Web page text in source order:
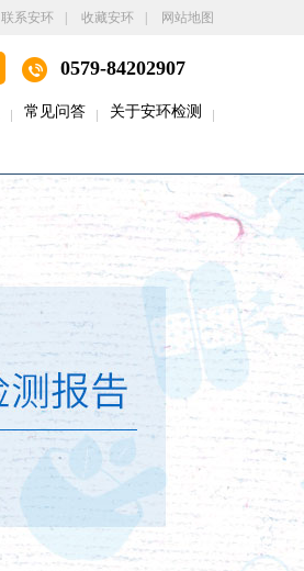
联系安环 收藏安环 网站地图
0579-84202907
常见问答 关于安环检测